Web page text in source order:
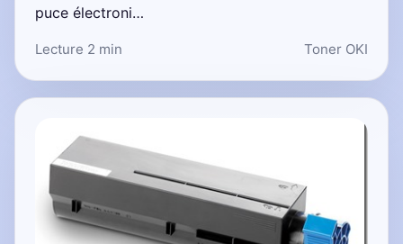
puce électroni…
Lecture 2 min Toner OKI